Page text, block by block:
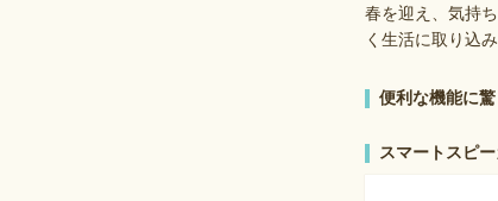
春を迎え、気持
く生活に取り込
便利な機能に
スマートスピー